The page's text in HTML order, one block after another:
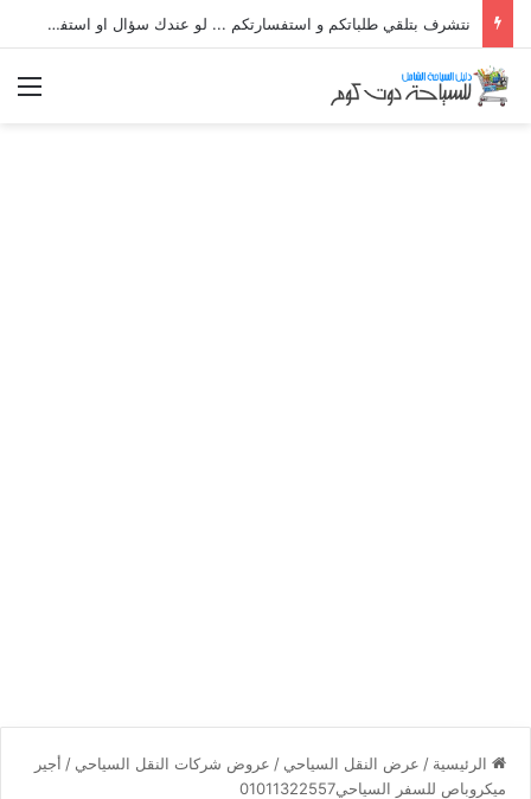
نتشرف بتلقي طلباتكم و استفسارتكم ... لو عندك سؤال او استفسار ماتدرددش فى طلب المساعدة
الرئيسية / عرض النقل السياحي / عروض شركات النقل السياحي / أجير
ميكروباص للسفر السياحي01011322557